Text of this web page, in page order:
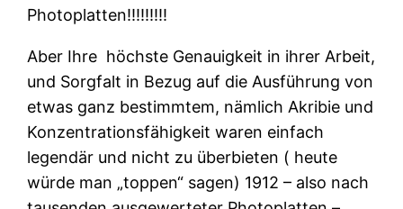
Photoplatten!!!!!!!!!
Aber Ihre höchste Genauigkeit in ihrer Arbeit,
und Sorgfalt in Bezug auf die Ausführung von
etwas ganz bestimmtem, nämlich Akribie und
Konzentrationsfähigkeit waren einfach
legendär und nicht zu überbieten ( heute
würde man „toppen“ sagen) 1912 – also nach